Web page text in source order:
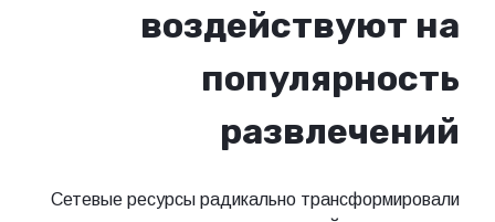
Сетевые ресурсы радикально